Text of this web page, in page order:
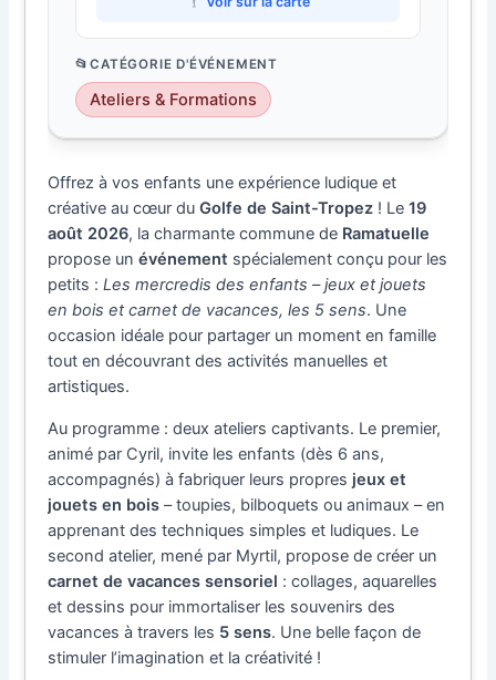
CATÉGORIE D'ÉVÉNEMENT
Ateliers & Formations
Offrez à vos enfants une expérience ludique et
créative au cœur duGolfe de Saint-Tropez ! Le19
août 2026, la charmante commune de Ramatuelle
propose unévénement spécialement conçu pour les
petits :Les mercredis des enfants – jeux et jouets
en bois et carnet de vacances, les 5 sens. Une
occasion idéale pour partager un moment en famille
tout en découvrant des activités manuelles et
artistiques.
Au programme : deux ateliers captivants. Le premier,
animé par Cyril, invite les enfants (dès 6 ans,
accompagnés) à fabriquer leurs propres jeux et
jouets en bois – toupies, bilboquets ou animaux – en
apprenant des techniques simples et ludiques. Le
second atelier, mené par Myrtil, propose de créer un
carnet de vacances sensoriel : collages, aquarelles
et dessins pour immortaliser les souvenirs des
vacances à travers les 5 sens. Une belle façon de
stimuler l’imagination et la créativité !